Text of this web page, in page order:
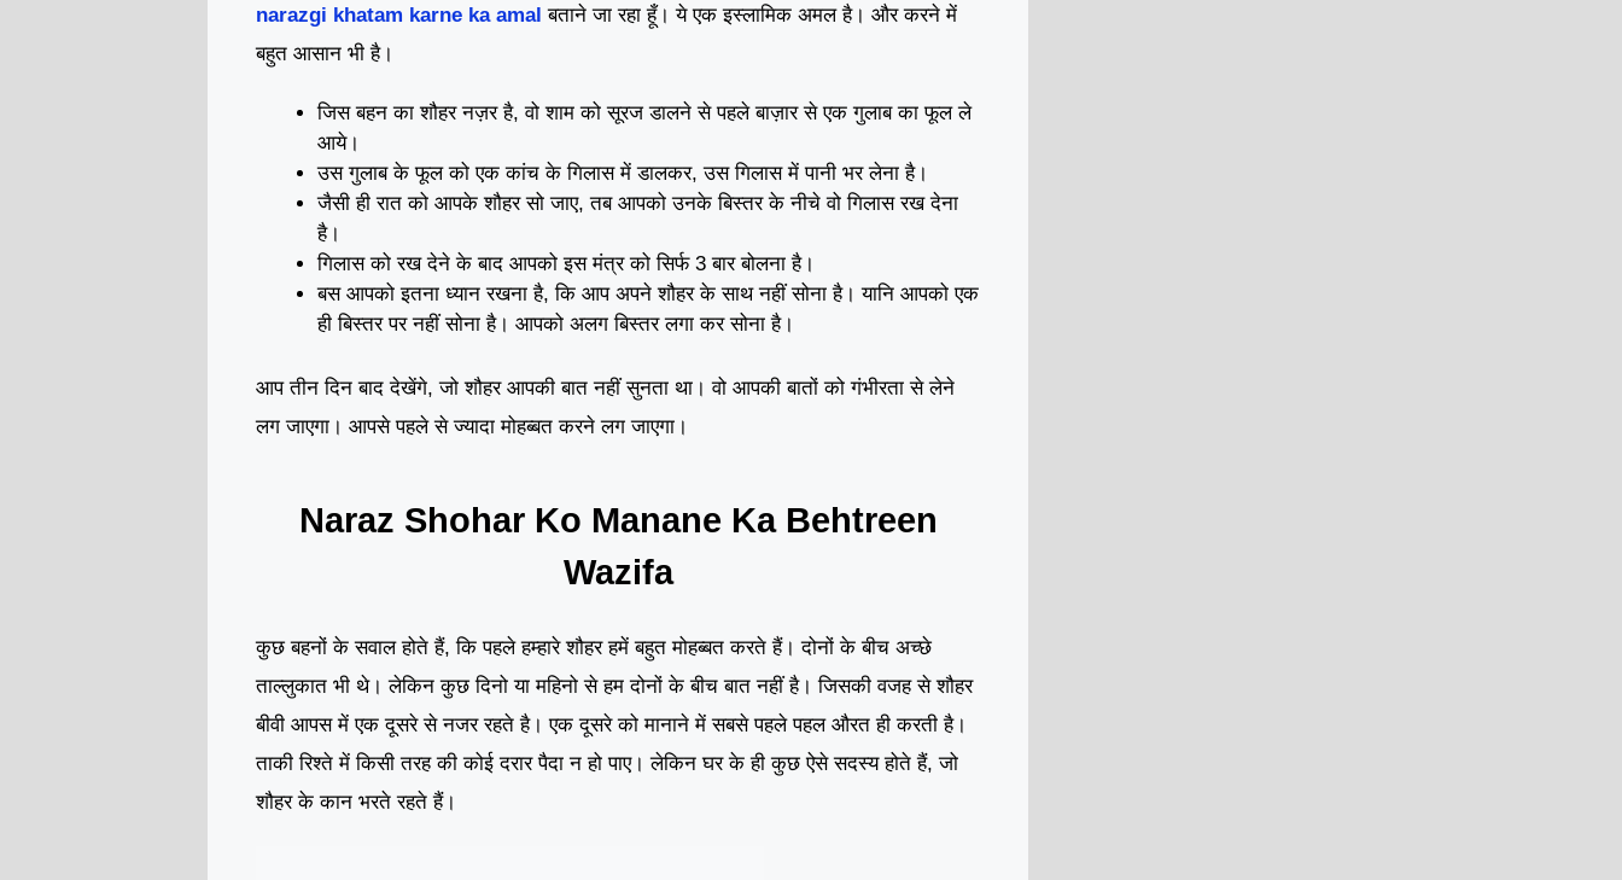
narazgi khatam karne ka amal बताने जा रहा हूँ। ये एक इस्लामिक अमल है। और करने में
बहुत आसान भी है।
जिस बहन का शौहर नज़र है, वो शाम को सूरज डालने से पहले बाज़ार से एक गुलाब का फूल ले
आये।
उस गुलाब के फूल को एक कांच के गिलास में डालकर, उस गिलास में पानी भर लेना है।
जैसी ही रात को आपके शौहर सो जाए, तब आपको उनके बिस्तर के नीचे वो गिलास रख देना
है।
गिलास को रख देने के बाद आपको इस मंत्र को सिर्फ 3 बार बोलना है।
बस आपको इतना ध्यान रखना है, कि आप अपने शौहर के साथ नहीं सोना है। यानि आपको एक
ही बिस्तर पर नहीं सोना है। आपको अलग बिस्तर लगा कर सोना है।
आप तीन दिन बाद देखेंगे, जो शौहर आपकी बात नहीं सुनता था। वो आपकी बातों को गंभीरता से लेने
लग जाएगा। आपसे पहले से ज्यादा मोहब्बत करने लग जाएगा।
Naraz Shohar Ko Manane Ka Behtreen
Wazifa
कुछ बहनों के सवाल होते हैं, कि पहले हम्हारे शौहर हमें बहुत मोहब्बत करते हैं। दोनों के बीच अच्छे
ताल्लुकात भी थे। लेकिन कुछ दिनो या महिनो से हम दोनों के बीच बात नहीं है। जिसकी वजह से शौहर
बीवी आपस में एक दूसरे से नजर रहते है। एक दूसरे को मानाने में सबसे पहले पहल औरत ही करती है।
ताकी रिश्ते में किसी तरह की कोई दरार पैदा न हो पाए। लेकिन घर के ही कुछ ऐसे सदस्य होते हैं, जो
शौहर के कान भरते रहते हैं।